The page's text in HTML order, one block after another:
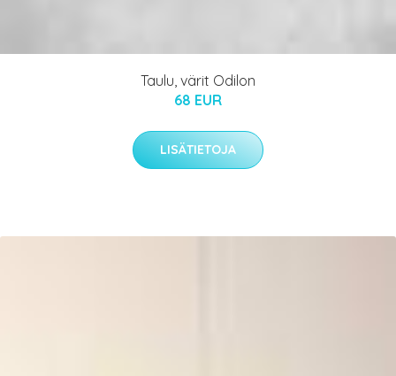
Taulu, värit Odilon
68 EUR
LISÄTIETOJA